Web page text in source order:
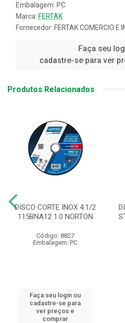
Embalagem: PC
Marca: FERTAK
Fornecedor: FERTAK COMERCIO E
Faça seu
cadastre-se para ver
Produtos Relacionados
DISCO CORTE INOX 4.1/2
115BNA12 1.0 NORTON
Código: 8827
Embalagem: PC
Faça seu login ou
cadastre-se para
ver preços e
comprar